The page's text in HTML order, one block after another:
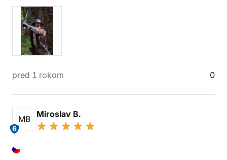
pred 1 rokom 0
MB
6
Miroslav B.